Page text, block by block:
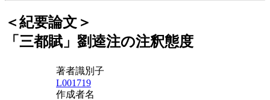
＜紀要論文＞
「三都賦」劉逵注の注釈態度
著者識別子
L001719
作成者名